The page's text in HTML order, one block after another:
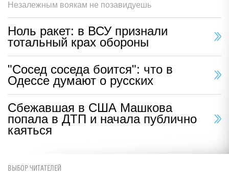
Незалежным воякам не позавидуешь
Ноль ракет: в ВСУ признали
тотальный крах обороны
"Сосед соседа боится": что в
Одессе думают о русских
Сбежавшая в США Машкова
попала в ДТП и начала публично
каяться
ВЫБОР ЧИТАТЕЛЕЙ